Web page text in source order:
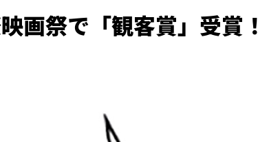
画祭で「観客賞」受賞！